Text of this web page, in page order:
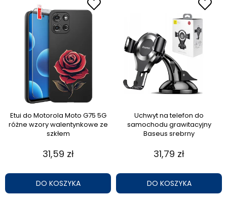
Etui do Motorola Moto G75 5G
różne wzory walentynkowe ze
szkłem
31,59 zł
DO KOSZYKA
Uchwyt na telefon do
samochodu grawitacyjny
Baseus srebrny
31,79 zł
DO KOSZYKA